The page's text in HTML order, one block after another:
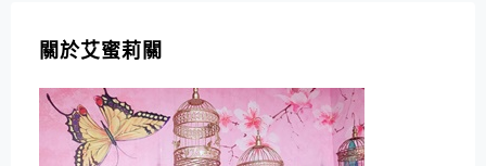
關於艾蜜莉關